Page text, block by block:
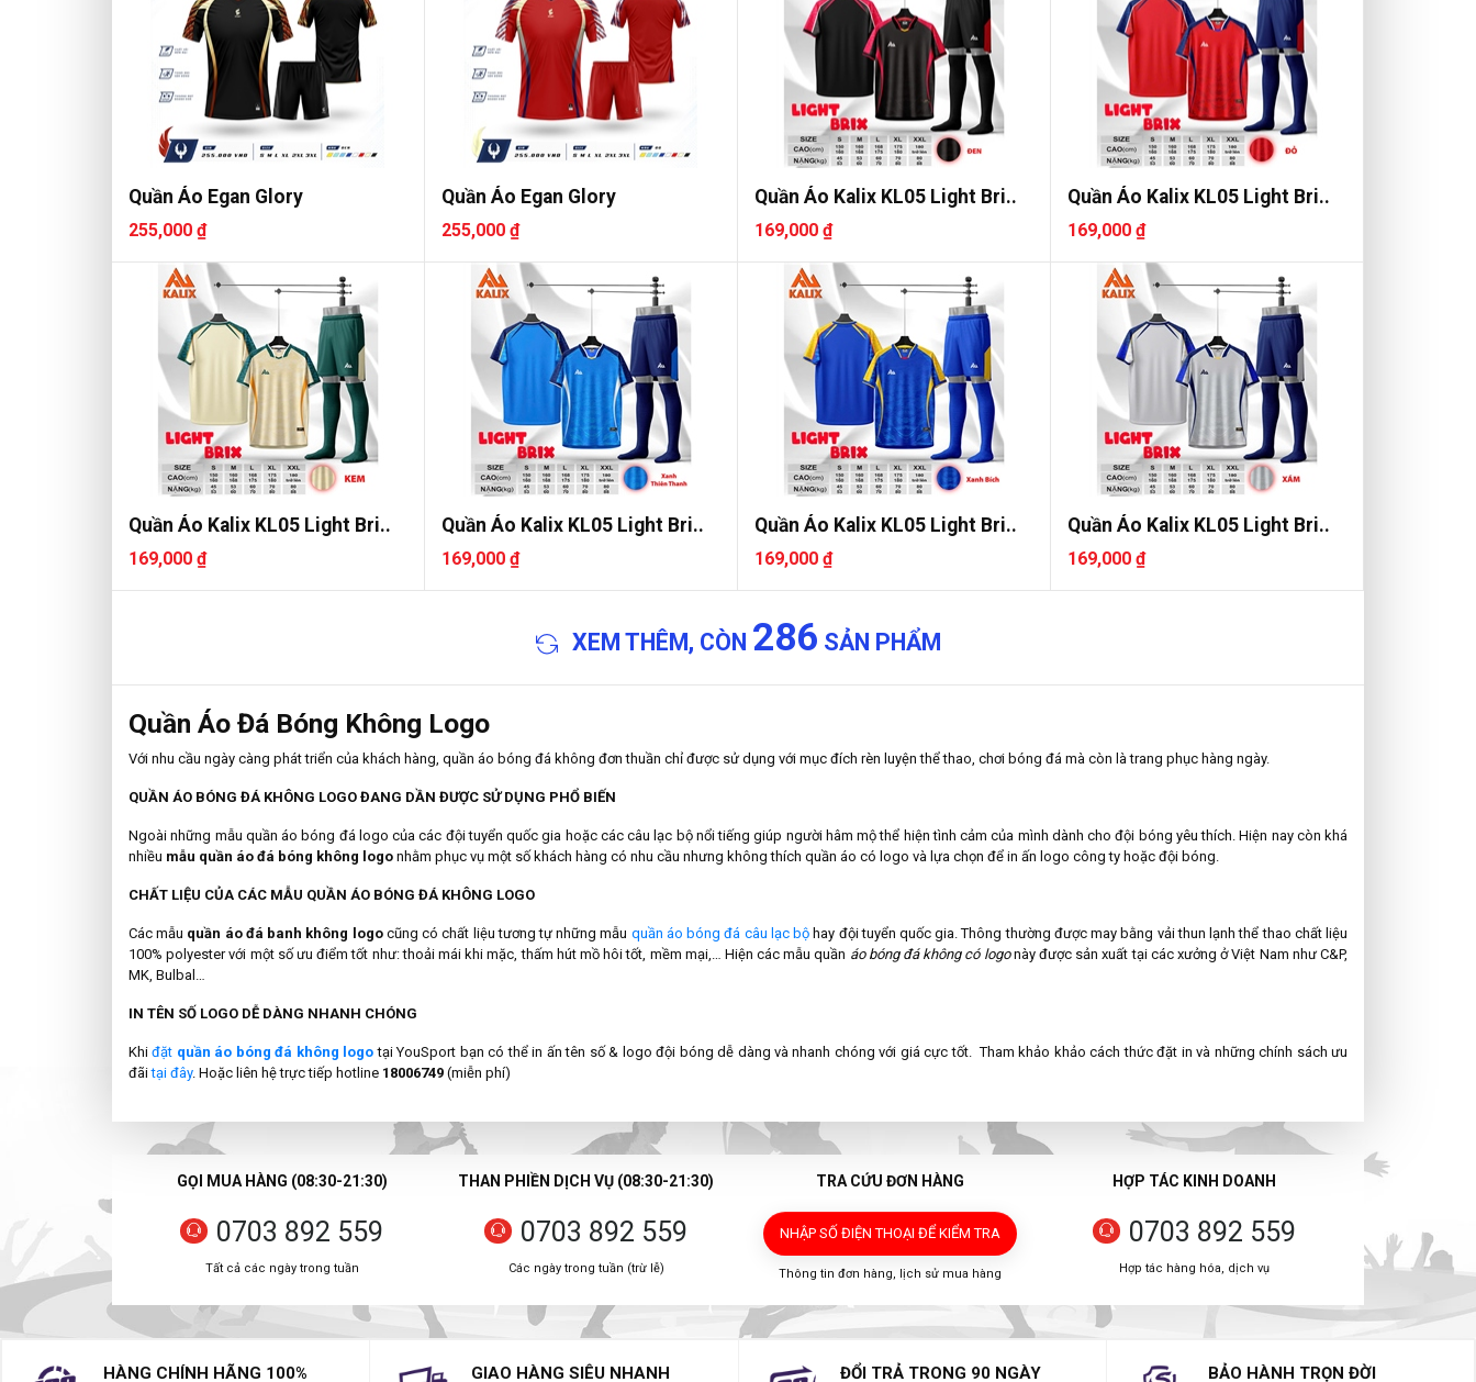
Quần Áo Egan Glory
255,000 ₫
Quần Áo Egan Glory
255,000 ₫
Quần Áo Kalix KL05 Light Bri..
169,000 ₫
Quần Áo Kalix KL05 Light Bri..
169,000 ₫
Quần Áo Kalix KL05 Light Bri..
169,000 ₫
Quần Áo Kalix KL05 Light Bri..
169,000 ₫
Quần Áo Kalix KL05 Light Bri..
169,000 ₫
Quần Áo Kalix KL05 Light Bri..
169,000 ₫
XEM THÊM, CÒN 286 SẢN PHẨM
Quần Áo Đá Bóng Không Logo
Với nhu cầu ngày càng phát triển của khách hàng, quần áo bóng đá không đơn thuần chỉ được sử dụng với mục đích rèn luyện thể thao, chơi bóng đá mà còn là trang phục hàng ngày.
QUẦN ÁO BÓNG ĐÁ KHÔNG LOGO ĐANG DẦN ĐƯỢC SỬ DỤNG PHỔ BIẾN
Ngoài những mẫu quần áo bóng đá logo của các đội tuyển quốc gia hoặc các câu lạc bộ nổi tiếng giúp người hâm mộ thể hiện tình cảm của mình dành cho đội bóng yêu thích. Hiện nay còn khá
nhiều mẫu quần áo đá bóng không logo nhằm phục vụ một số khách hàng có nhu cầu nhưng không thích quần áo có logo và lựa chọn để in ấn logo công ty hoặc đội bóng.
CHẤT LIỆU CỦA CÁC MẪU QUẦN ÁO BÓNG ĐÁ KHÔNG LOGO
Các mẫu quần áo đá banh không logocũng có chất liệu tương tự những mẫu quần áo bóng đá câu lạc bộ hay đội tuyển quốc gia. Thông thường được may bằng vải thun lạnh thể thao chất liệu
100% polyester với một số ưu điểm tốt như: thoải mái khi mặc, thấm hút mồ hôi tốt, mềm mại,… Hiện các mẫu quần áo bóng đá không có logonày được sản xuất tại các xưởng ở Việt Nam như C&P,
MK, Bulbal…
IN TÊN SỐ LOGO DỄ DÀNG NHANH CHÓNG
Khiđặt quần áo bóng đá không logo tại YouSport bạn có thể in ấn tên số & logo đội bóng dễ dàng và nhanh chóng với giá cực tốt. Tham khảo khảo cách thức đặt in và những chính sách ưu
đãitại đây. Hoặc liên hệ trực tiếp hotline 18006749 (miễn phí)
GỌI MUA HÀNG (08:30-21:30)
0703 892 559
Tất cả các ngày trong tuần
THAN PHIỀN DỊCH VỤ (08:30-21:30)
0703 892 559
Các ngày trong tuần (trừ lễ)
TRA CỨU ĐƠN HÀNG
NHẬP SỐ ĐIỆN THOẠI ĐỂ KIỂM TRA
Thông tin đơn hàng, lịch sử mua hàng
HỢP TÁC KINH DOANH
0703 892 559
Hợp tác hàng hóa, dịch vụ
HÀNG CHÍNH HÃNG 100% GIAO HÀNG SIÊU NHANH ĐỔI TRẢ TRONG 90 NGÀY BẢO HÀNH TRỌN ĐỜI